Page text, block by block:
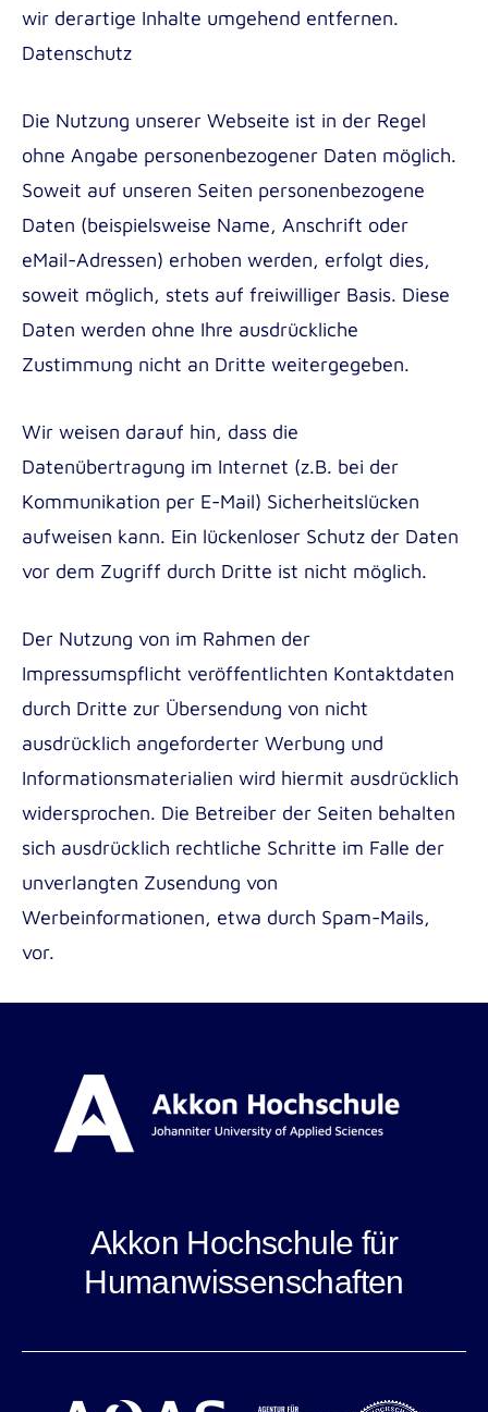
wir derartige Inhalte umgehend entfernen.
Datenschutz
Die Nutzung unserer Webseite ist in der Regel
ohne Angabe personenbezogener Daten möglich.
Soweit auf unseren Seiten personenbezogene
Daten (beispielsweise Name, Anschrift oder
eMail-Adressen) erhoben werden, erfolgt dies,
soweit möglich, stets auf freiwilliger Basis. Diese
Daten werden ohne Ihre ausdrückliche
Zustimmung nicht an Dritte weitergegeben.
Wir weisen darauf hin, dass die
Datenübertragung im Internet (z.B. bei der
Kommunikation per E-Mail) Sicherheitslücken
aufweisen kann. Ein lückenloser Schutz der Daten
vor dem Zugriff durch Dritte ist nicht möglich.
Der Nutzung von im Rahmen der
Impressumspflicht veröffentlichten Kontaktdaten
durch Dritte zur Übersendung von nicht
ausdrücklich angeforderter Werbung und
Informationsmaterialien wird hiermit ausdrücklich
widersprochen. Die Betreiber der Seiten behalten
sich ausdrücklich rechtliche Schritte im Falle der
unverlangten Zusendung von
Werbeinformationen, etwa durch Spam-Mails,
vor.
Akkon Hochschule für
Humanwissenschaften